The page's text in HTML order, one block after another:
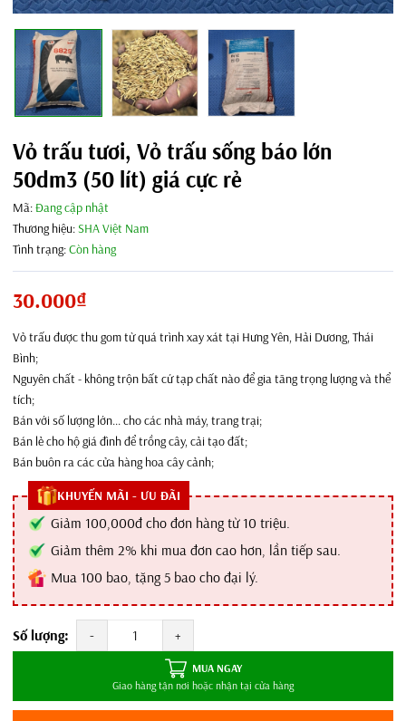
Vỏ trấu tươi, Vỏ trấu sống báo lớn
50dm3 (50 lít) giá cực rẻ
Mã:Đang cập nhật
Thương hiệu:SHA Việt Nam
Tình trạng:Còn hàng
30.000₫
Vỏ trấu được thu gom từ quá trình xay xát tại Hưng Yên, Hải Dương, Thái
Bình;
Nguyên chất - không trộn bất cứ tạp chất nào để gia tăng trọng lượng và thể
tích;
Bán với số lượng lớn... cho các nhà máy, trang trại;
Bán lẻ cho hộ giá đình để trồng cây, cải tạo đất;
Bán buôn ra các cửa hàng hoa cây cảnh;
KHUYẾN MÃI - ƯU ĐÃI
Giảm 100,000đ cho đơn hàng từ 10 triệu.
Giảm thêm 2% khi mua đơn cao hơn, lần tiếp sau.
Mua 100 bao, tặng 5 bao cho đại lý.
Số lượng: - +
MUA NGAY
Giao hàng tận nơi hoặc nhận tại cửa hàng